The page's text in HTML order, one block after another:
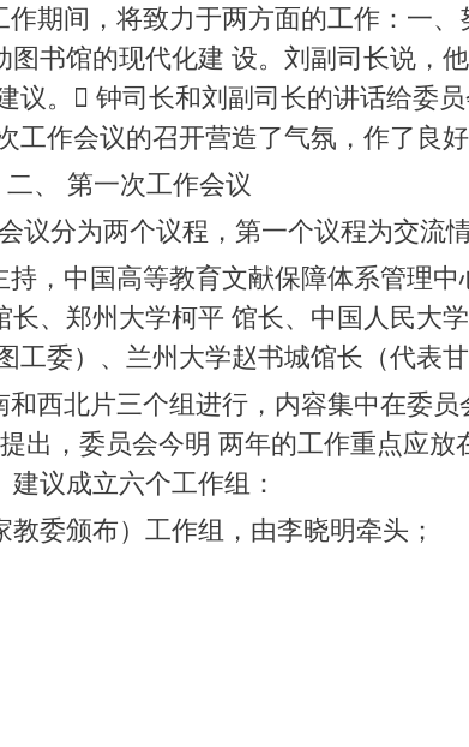
间，将致力于两方面的工作：一、
书馆的现代化建 设。刘副司长说，
议。 钟司长和刘副司长的讲话给委
作会议的召开营造了气氛，作了良好
二、 第一次工作会议
分为两个议程，第一个议程为交流情
中国高等教育文献保障体系管理中
、郑州大学柯平 馆长、中国人民大
委）、兰州大学赵书城馆长（代表
北片三个组进行，内容集中在委员
出，委员会今明 两年的工作重点应放
议成立六个工作组：
委颁布）工作组，由李晓明牵头；